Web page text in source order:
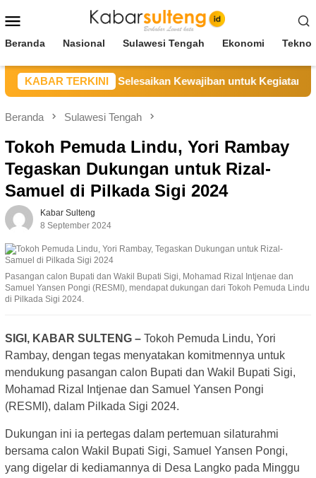
ke
Mobile
Beranda Nasional Sulawesi Tengah Ekonomi
KABAR TERKINI
BBN Belum Selesaikan Kewajiban untuk Kegiatan Operasi
Beranda Sulawesi Tengah
Tokoh Pemuda Lindu, Yori Rambay
Tegaskan Dukungan untuk Rizal-
Samuel di Pilkada Sigi 2024
Kabar Sulteng
8 September 2024
Pasangan calon Bupati dan Wakil Bupati Sigi, Mohamad Rizal Intjenae dan
Samuel Yansen Pongi (RESMI), mendapat dukungan dari Tokoh Pemuda Lindu
di Pilkada Sigi 2024.
SIGI, KABAR SULTENG – Tokoh Pemuda Lindu, Yori
Rambay, dengan tegas menyatakan komitmennya untuk
mendukung pasangan calon Bupati dan Wakil Bupati Sigi,
Mohamad Rizal Intjenae dan Samuel Yansen Pongi
(RESMI), dalam Pilkada Sigi 2024.
Dukungan ini ia pertegas dalam pertemuan silaturahmi
bersama calon Wakil Bupati Sigi, Samuel Yansen Pongi,
yang digelar di kediamannya di Desa Langko pada Minggu